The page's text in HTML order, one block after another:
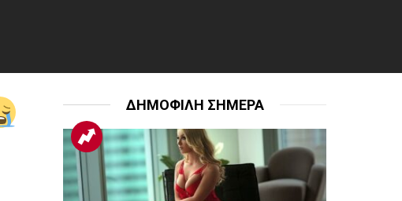
ΔΗΜΟΦΙΛΗ ΣΗΜΕΡΑ